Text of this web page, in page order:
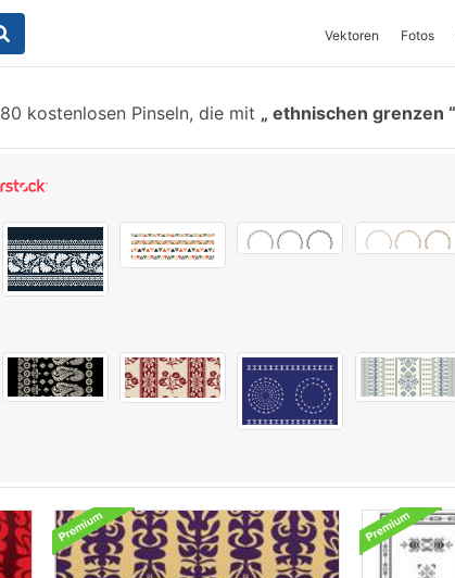
Vektoren Fotos
80 kostenlosen Pinseln, die mit ethnischen grenzen